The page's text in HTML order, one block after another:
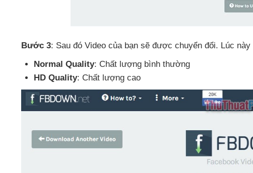
Bước 3: Sau đó Video của bạn sẽ được chuyển đổi. Lúc
Normal Quality: Chất lượng bình thường
HD Quality: Chất lượng cao